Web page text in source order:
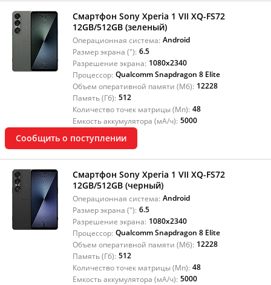
Смартфон Sony Xperia 1 VII XQ-FS72
12GB/512GB (зеленый)
Операционная система: Android
Размер экрана ("): 6.5
Разрешение экрана: 1080x2340
Процессор: Qualcomm Snapdragon 8 Elite
Объем оперативной памяти (Мб): 12228
Память (Гб): 512
Количество точек матрицы (Мп): 48
Емкость аккумулятора (мА/ч): 5000
Сообщить о поступлении
Смартфон Sony Xperia 1 VII XQ-FS72
12GB/512GB (черный)
Операционная система: Android
Размер экрана ("): 6.5
Разрешение экрана: 1080x2340
Процессор: Qualcomm Snapdragon 8 Elite
Объем оперативной памяти (Мб): 12228
Память (Гб): 512
Количество точек матрицы (Мп): 48
Емкость аккумулятора (мА/ч): 5000